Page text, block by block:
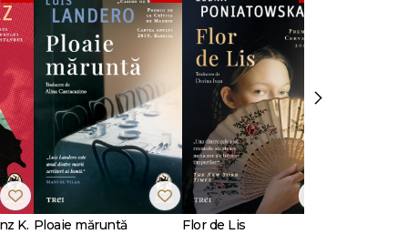
K. Ploaie măruntă Flor de Lis
›